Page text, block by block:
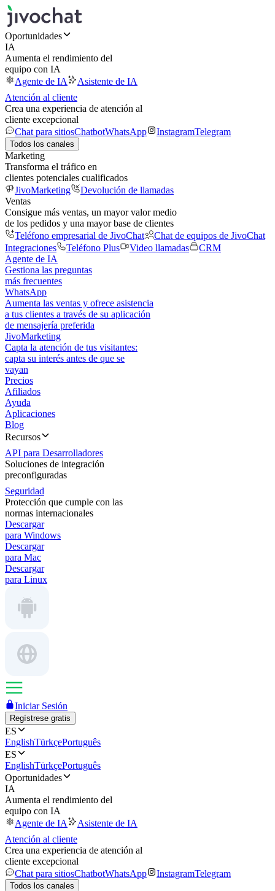
Oportunidades
IA
Aumenta el rendimiento del
equipo con IA
Agente de IA
Asistente de IA
Atención al cliente
Crea una experiencia de atención al
cliente excepcional
Chat para sitiosChatbotWhatsApp InstagramTelegram
Todos los canales
Marketing
Transforma el tráfico en
clientes potenciales cualificados
JivoMarketing
Devolución de llamadas
Ventas
Consigue más ventas, un mayor valor medio
de los pedidos y una mayor base de clientes
Teléfono empresarial de JivoChat
Chat de equipos de JivoChat
Integraciones
Teléfono Plus Video llamadas
CRM
Agente de IA
Gestiona las preguntas
más frecuentes
WhatsApp
Aumenta las ventas y ofrece asistencia
a tus clientes a través de su aplicación
de mensajería preferida
JivoMarketing
Capta la atención de tus visitantes:
capta su interés antes de que se
vayan
Precios
Afiliados
Ayuda
Aplicaciones
Blog
Recursos
API para Desarrolladores
Soluciones de integración
preconfiguradas
Seguridad
Protección que cumple con las
normas internacionales
Descargar
para Windows
Descargar
para Mac
Descargar
para Linux
Iniciar Sesión
Regístrese gratis
ES
EnglishTürkçePortuguês
ES
EnglishTürkçePortuguês
Oportunidades
IA
Aumenta el rendimiento del
equipo con IA
Agente de IA
Asistente de IA
Atención al cliente
Crea una experiencia de atención al
cliente excepcional
Chat para sitiosChatbotWhatsApp InstagramTelegram
Todos los canales